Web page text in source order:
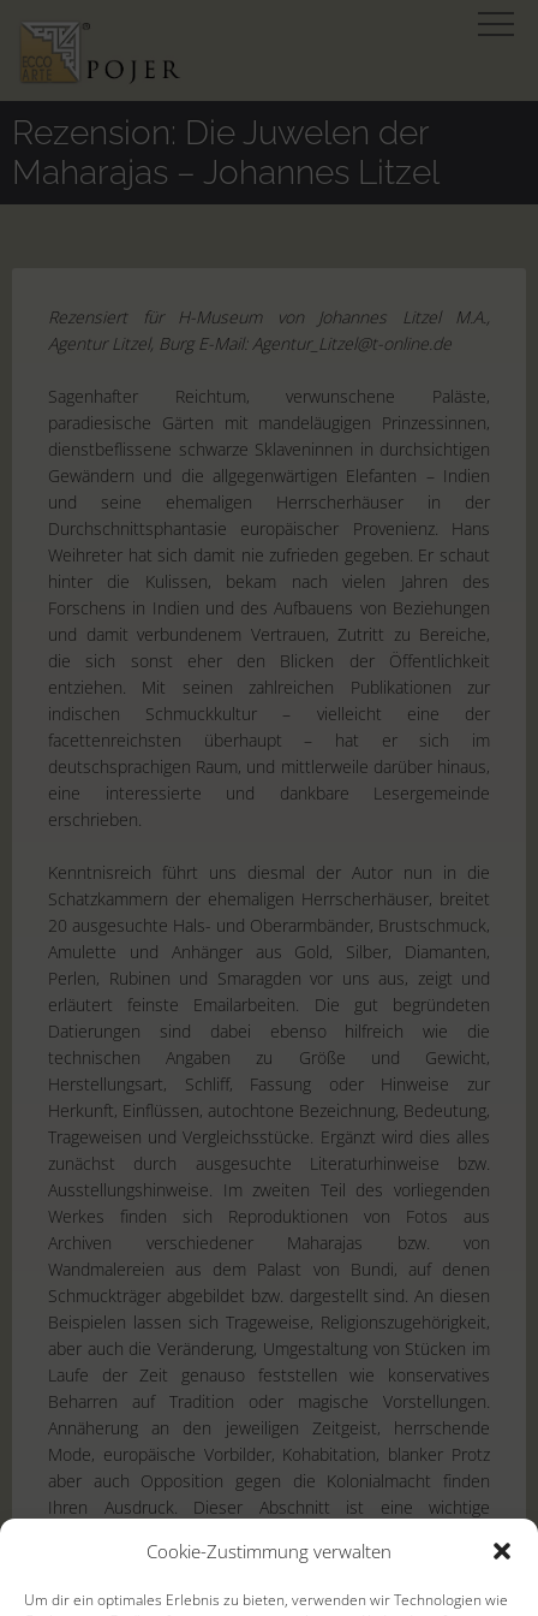
Cookie-Zustimmung verwalten
Um dir ein optimales Erlebnis zu bieten, verwenden wir Technologien wie
Rezension: Die Juwelen der
Maharajas – Johannes Litzel
Rezensiert für H-Museum von Johannes Litzel M.A.,
Agentur Litzel, Burg E-Mail: Agentur_Litzel@t-online.de
Sagenhafter Reichtum, verwunschene Paläste,
paradiesische Gärten mit mandeläugigen Prinzessinnen,
dienstbeflissene schwarze Sklaveninnen in durchsichtigen
Gewändern und die allgegenwärtigen Elefanten – Indien
und seine ehemaligen Herrscherhäuser in der
Durchschnittsphantasie europäischer Provenienz. Hans
Weihreter hat sich damit nie zufrieden gegeben. Er schaut
hinter die Kulissen, bekam nach vielen Jahren des
Forschens in Indien und des Aufbauens von Beziehungen
und damit verbundenem Vertrauen, Zutritt zu Bereiche,
die sich sonst eher den Blicken der Öffentlichkeit
entziehen. Mit seinen zahlreichen Publikationen zur
indischen Schmuckkultur – vielleicht eine der
facettenreichsten überhaupt – hat er sich im
deutschsprachigen Raum, und mittlerweile darüber hinaus,
eine interessierte und dankbare Lesergemeinde
erschrieben.
Kenntnisreich führt uns diesmal der Autor nun in die
Schatzkammern der ehemaligen Herrscherhäuser, breitet
20 ausgesuchte Hals- und Oberarmbänder, Brustschmuck,
Amulette und Anhänger aus Gold, Silber, Diamanten,
Perlen, Rubinen und Smaragden vor uns aus, zeigt und
erläutert feinste Emailarbeiten. Die gut begründeten
Datierungen sind dabei ebenso hilfreich wie die
technischen Angaben zu Größe und Gewicht,
Herstellungsart, Schliff, Fassung oder Hinweise zur
Herkunft, Einflüssen, autochtone Bezeichnung, Bedeutung,
Trageweisen und Vergleichsstücke. Ergänzt wird dies alles
zunächst durch ausgesuchte Literaturhinweise bzw.
Ausstellungshinweise. Im zweiten Teil des vorliegenden
Werkes finden sich Reproduktionen von Fotos aus
Archiven verschiedener Maharajas bzw. von
Wandmalereien aus dem Palast von Bundi, auf denen
Schmuckträger abgebildet bzw. dargestellt sind. An diesen
Beispielen lassen sich Trageweise, Religionszugehörigkeit,
aber auch die Veränderung, Umgestaltung von Stücken im
Laufe der Zeit genauso feststellen wie konservatives
Beharren auf Tradition oder magische Vorstellungen.
Annäherung an den jeweiligen Zeitgeist, herrschende
Mode, europäische Vorbilder, Kohabitation, blanker Protz
aber auch Opposition gegen die Kolonialmacht finden
Ihren Ausdruck. Dieser Abschnitt ist eine wichtige
Geschmeide, fügt dem Thema eine weitere, tiefere, sozial-